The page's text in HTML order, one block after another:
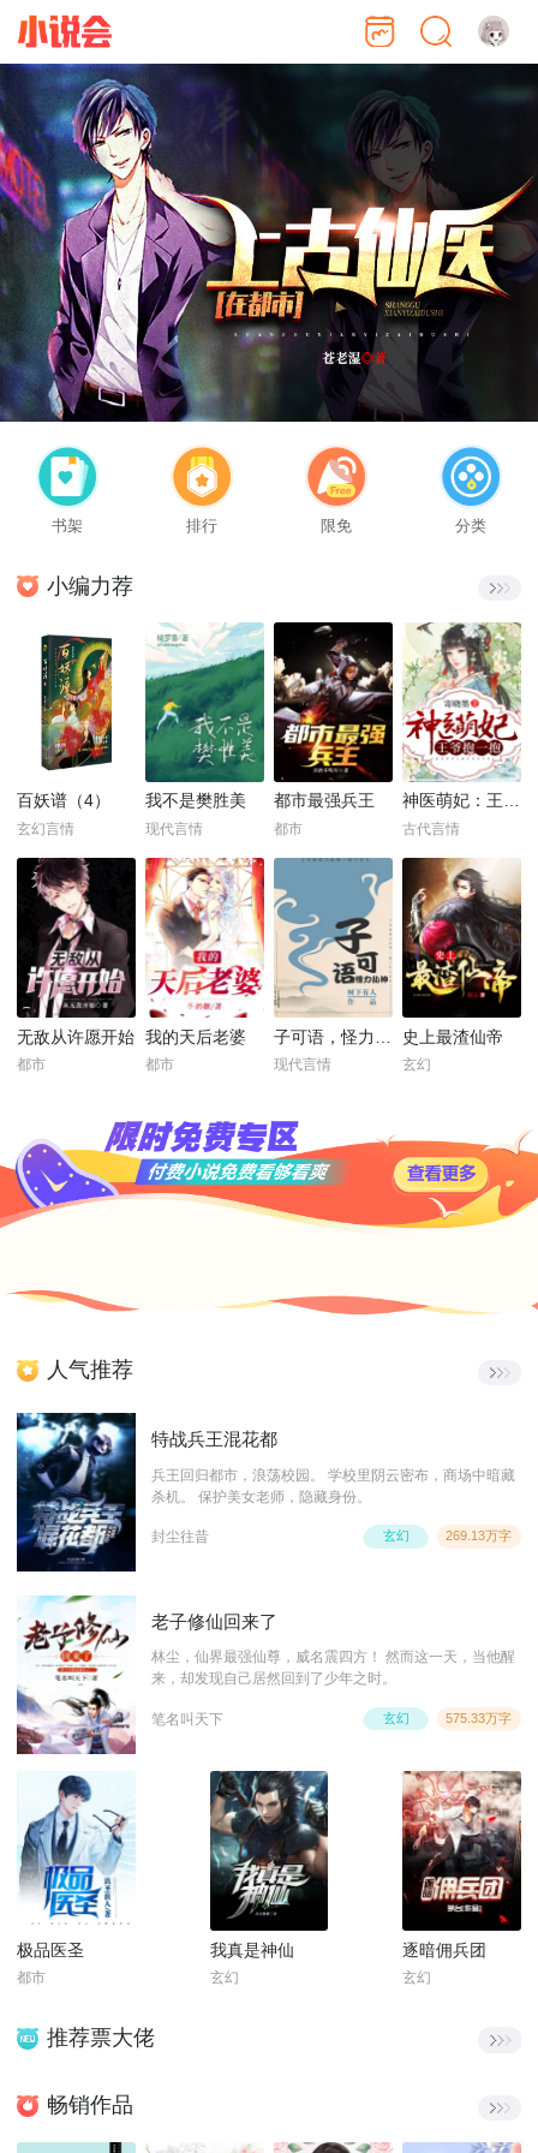
书架 排行 限免 分类
小编力荐
百妖谱（4）
玄幻言情
我不是樊胜美
现代言情
都市最强兵王
都市
神医萌妃：王爷，抱一抱！
古代言情
无敌从许愿开始
都市
我的天后老婆
都市 现代言情
史上最渣仙帝
玄幻
人气推荐
特战兵王混花都
兵王回归都市，浪荡校园。 学校里阴云密布，商场中暗藏
杀机。 保护美女老师，隐藏身份。
封尘往昔 269.13万字
玄幻
老子修仙回来了
林尘，仙界最强仙尊，威名震四方！ 然而这一天，当他醒
来，却发现自己居然回到了少年之时。
笔名叫天下 575.33万字
玄幻
极品医圣
都市
我真是神仙
玄幻
逐暗佣兵团
玄幻
推荐票大佬
畅销作品